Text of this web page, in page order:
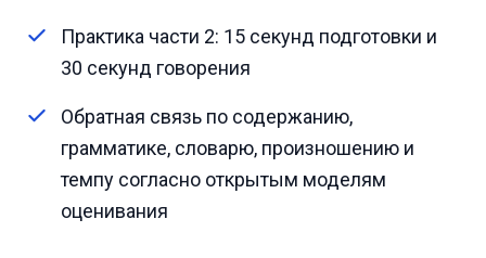
Практика части 2: 15 секунд подготовки и
30 секунд говорения
Обратная связь по содержанию,
грамматике, словарю, произношению и
темпу согласно открытым моделям
оценивания